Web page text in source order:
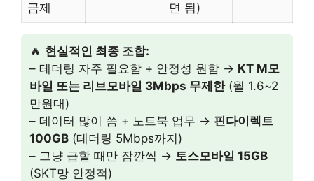
금제
면 됨)
🔥 현실적인 최종 조합:
– 테더링 자주 필요함 + 안정성 원함 → KT M모
바일 또는 리브모바일 3Mbps 무제한(월 1.6~2
만원대)
– 데이터 많이 씀 + 노트북 업무 → 핀다이렉트
100GB (테더링 5Mbps까지)
– 그냥 급할 때만 잠깐씩 → 토스모바일 15GB
(SKT망 안정적)